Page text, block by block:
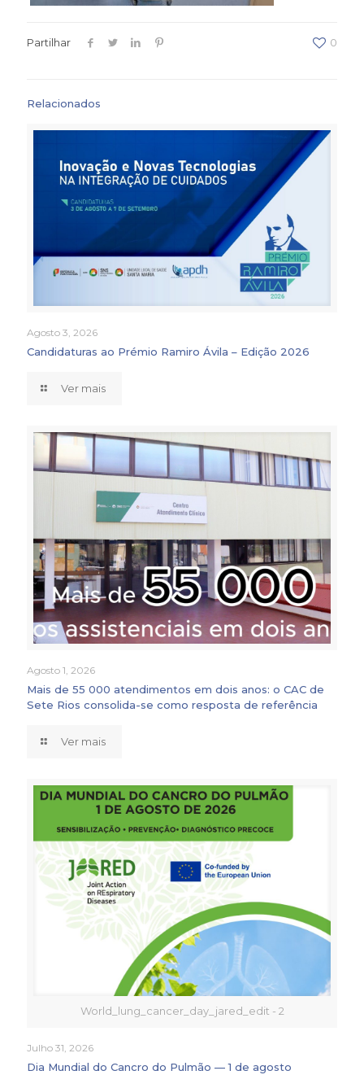
Partilhar 0
Relacionados
Agosto 3, 2026
Candidaturas ao Prémio Ramiro Ávila – Edição 2026
Ver mais
Agosto 1, 2026
Mais de 55 000 atendimentos em dois anos: o CAC de
Sete Rios consolida-se como resposta de referência
Ver mais
World_lung_cancer_day_jared_edit - 2
Julho 31, 2026
Dia Mundial do Cancro do Pulmão — 1 de agosto